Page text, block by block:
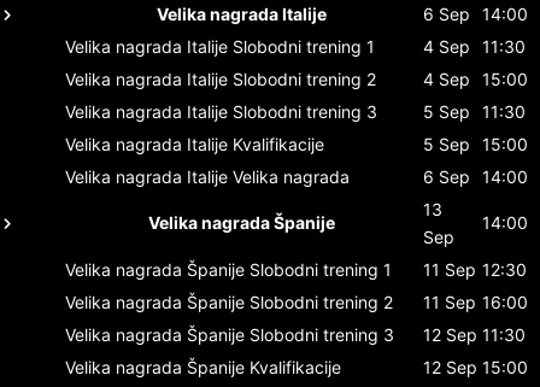
Velika nagrada Italije 6 Sep
14:00
Velika nagrada Italije Slobodni trening 1 4 Sep
11:30
Velika nagrada Italije Slobodni trening 2 4 Sep
15:00
Velika nagrada Italije Slobodni trening 3 5 Sep
11:30
Velika nagrada Italije Kvalifikacije 5 Sep
15:00
Velika nagrada Italije Velika nagrada 6 Sep 14:00
Velika nagrada Španije
13
Sep
14:00
Velika nagrada Španije Slobodni trening 1 11 Sep 12:30
Velika nagrada Španije Slobodni trening 2 11 Sep 16:00
Velika nagrada Španije Slobodni trening 3 12 Sep 11:30
Velika nagrada Španije Kvalifikacije 12 Sep 15:00